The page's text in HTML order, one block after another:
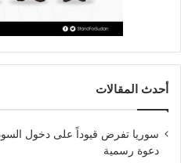
أحدث المقالات
سوريا تفرض قيوداً على دخول
دعوة رسمية